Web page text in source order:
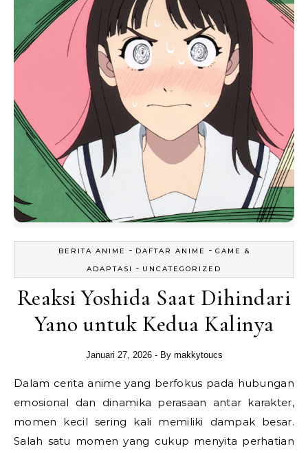
BERITA ANIME - DAFTAR ANIME - GAME &
ADAPTASI
- UNCATEGORIZED
Reaksi Yoshida Saat Dihindari
Yano untuk Kedua Kalinya
Januari 27, 2026 - By makkytoucs
Dalam cerita anime yang berfokus pada hubungan
emosional dan dinamika perasaan antar karakter,
momen kecil sering kali memiliki dampak besar.
Salah satu momen yang cukup menyita perhatian